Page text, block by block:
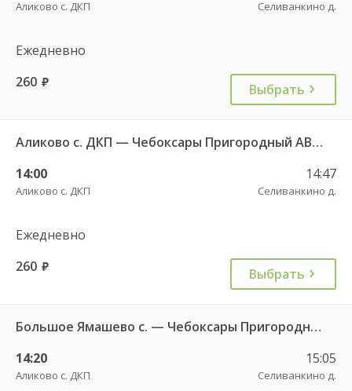
Аликово с. ДКП Селиванкино д.
Ежедневно
260 руб. Выбрать
Аликово с. ДКП — Чебоксары Пригородный АВ 520
14:00
Аликово с. ДКП
14:47
Селиванкино д.
Ежедневно
260 руб. Выбрать
Большое Ямашево с. — Чебоксары Пригородный АВ 661
14:20
Аликово с. ДКП
15:05
Селиванкино д.